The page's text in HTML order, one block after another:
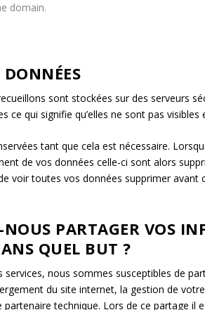
domain.
sont stockées sur des serveurs
ce qui signifie qu’elles ne sont pas visibles
tant que cela est nécessaire.
de vos données celle-ci sont alors
voir toutes vos données supprimer avant
PARTAGER VOS
QUEL BUT ?
nous sommes susceptibles de
du site internet, la gestion de
technique. Lors de ce partage il